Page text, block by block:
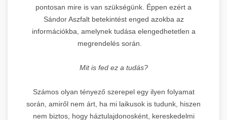
pontosan mire is van szükségünk. Éppen ezért a
Sándor Aszfalt betekintést enged azokba az
információkba, amelynek tudása elengedhetetlen a
megrendelés során.
Mit is fed ez a tudás?
Számos olyan tényező szerepel egy ilyen folyamat
során, amiről nem árt, ha mi laikusok is tudunk, hiszen
nem biztos, hogy háztulajdonosként, kereskedelmi